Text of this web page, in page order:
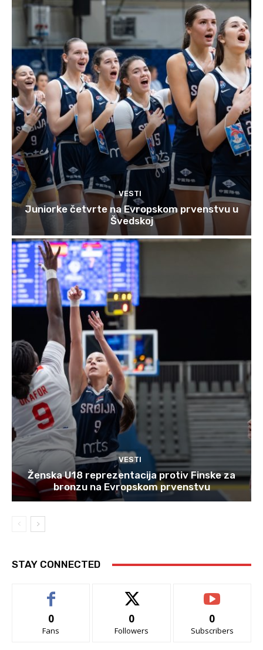
VESTI
Juniorke četvrte na Evropskom prvenstvu u
Švedskoj
VESTI
Ženska U18 reprezentacija protiv Finske za
bronzu na Evropskom prvenstvu
STAY CONNECTED
0
Fans
0
Followers
0
Subscribers